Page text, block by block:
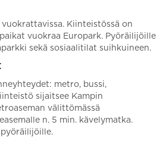
Kiinteistössä on
vuokraa Europark. Pyöräilijöille
sekä sosiaalitilat suihkuineen.
metro, bussi,
sijaitsee Kampin
välittömässä
n. 5 min. kävelymatka.